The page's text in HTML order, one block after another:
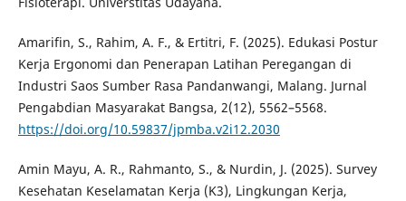
Amarifin, S., Rahim, A. F., & Ertitri, F. (2025). Edukasi Postur
Kerja Ergonomi dan Penerapan Latihan Peregangan di
Industri Saos Sumber Rasa Pandanwangi, Malang. Jurnal
Pengabdian Masyarakat Bangsa, 2(12), 5562–5568.
https://doi.org/10.59837/jpmba.v2i12.2030
Amin Mayu, A. R., Rahmanto, S., & Nurdin, J. (2025). Survey
Kesehatan Keselamatan Kerja (K3), Lingkungan Kerja,